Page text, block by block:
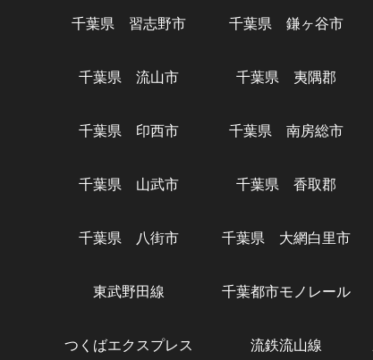
千葉県 習志野市 千葉県 鎌ヶ谷市
千葉県 流山市 千葉県 夷隅郡
千葉県 印西市 千葉県 南房総市
千葉県 山武市 千葉県 香取郡
千葉県 八街市 千葉県 大網白里市
東武野田線 千葉都市モノレール
つくばエクスプレス 流鉄流山線